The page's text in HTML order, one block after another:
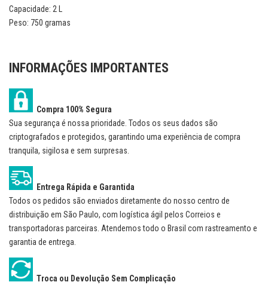
Capacidade: 2 L
Peso: 750 gramas
INFORMAÇÕES IMPORTANTES
Compra 100% Segura
Sua segurança é nossa prioridade. Todos os seus dados são
criptografados e protegidos, garantindo uma experiência de compra
tranquila, sigilosa e sem surpresas.
Entrega Rápida e Garantida
Todos os pedidos são enviados diretamente do nosso centro de
distribuição em São Paulo, com logística ágil pelos Correios e
transportadoras parceiras. Atendemos todo o Brasil com rastreamento e
garantia de entrega.
Troca ou Devolução Sem Complicação